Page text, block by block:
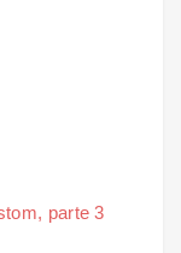
parte 3